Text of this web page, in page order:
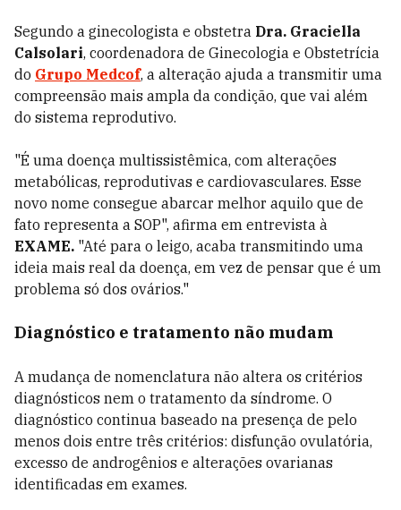
Segundo a ginecologista e obstetra Dra. Graciella
Calsolari, coordenadora de Ginecologia e Obstetrícia
do Grupo Medcof, a alteração ajuda a transmitir uma
compreensão mais ampla da condição, que vai além
do sistema reprodutivo.
"É uma doença multissistêmica, com alterações
metabólicas, reprodutivas e cardiovasculares. Esse
novo nome consegue abarcar melhor aquilo que de
fato representa a SOP", afirma em entrevista à
EXAME. "Até para o leigo, acaba transmitindo uma
ideia mais real da doença, em vez de pensar que é um
problema só dos ovários."
Diagnóstico e tratamento não mudam
A mudança de nomenclatura não altera os critérios
diagnósticos nem o tratamento da síndrome. O
diagnóstico continua baseado na presença de pelo
menos dois entre três critérios: disfunção ovulatória,
excesso de androgênios e alterações ovarianas
identificadas em exames.